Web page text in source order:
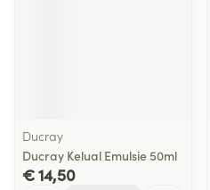
Ducray
Ducray Kelual Emulsie 50ml
€ 14,50